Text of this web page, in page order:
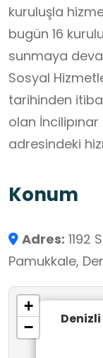
kuruluşla
bugün 16
sunmaya
Sosyal
tarihinden
olan İncilipınar
adresindeki
Konum
Adres: 1192
Pamukkale,
+
−